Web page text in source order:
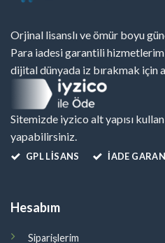
Orjinal lisanslı ve ömür boyu
Para iadesi garantili
dijital dünyada iz bırakmak için
Sitemizde iyzico alt yapısı
yapabilirsiniz.
GPL LISANS İADE
Hesabım
Siparişlerim